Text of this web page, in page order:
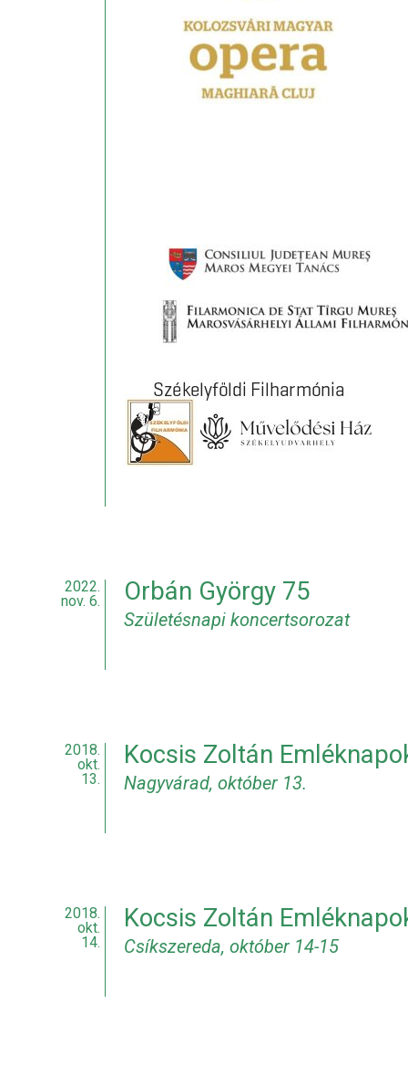
2022.
nov. 6.
Orbán György 75
Születésnapi koncertsorozat
2018.
okt.
13.
Kocsis Zoltán
Nagyvárad, október 13.
2018.
okt.
14.
Kocsis Zoltán
Csíkszereda, október 14-15